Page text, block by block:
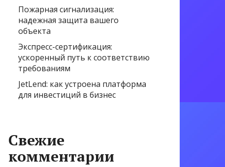
Пожарная сигнализация:
надежная защита вашего
объекта
Экспресс-сертификация:
ускоренный путь к соответствию
требованиям
JetLend: как устроена платформа
для инвестиций в бизнес
Свежие
комментарии